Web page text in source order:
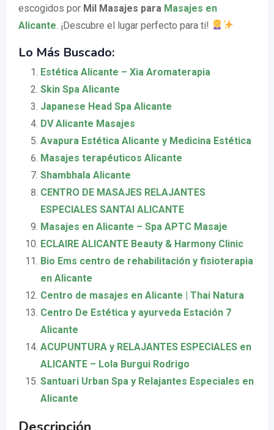
escogidos por Mil Masajes para Masajes en
Alicante . ¡Descubre el lugar perfecto para ti!
Lo Más Buscado:
Estética Alicante – Xia Aromaterapia
Skin Spa Alicante
Japanese Head Spa Alicante
DV Alicante Masajes
Avapura Estética Alicante y Medicina Estética
Masajes terapéuticos Alicante
Shambhala Alicante
CENTRO DE MASAJES RELAJANTES
ESPECIALES SANTAI ALICANTE
Masajes en Alicante – Spa APTC Masaje
ECLAIRE ALICANTE Beauty & Harmony Clinic
Bio Ems centro de rehabilitación y fisioterapia
en Alicante
Centro de masajes en Alicante | Thai Natura
Centro De Estética y ayurveda Estación 7
Alicante
ACUPUNTURA y RELAJANTES ESPECIALES en
ALICANTE – Lola Burgui Rodrigo
Santuari Urban Spa y Relajantes Especiales en
Alicante